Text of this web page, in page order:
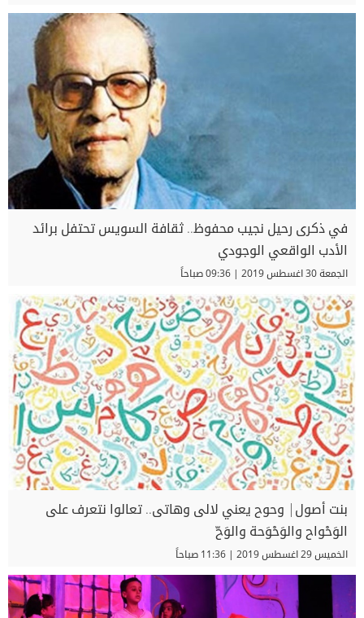
في ذكرى رحيل نجيب محفوظ.. ثقافة السويس تحتفل برائد
الأدب الواقعي الوجودي
الجمعة 30 اغسطس 2019 | 09:36 صباحاً
بنت أصول| وحوح يعني لالى وهاتى.. تعالوا نتعرف على
الوَحْواح والوَحْوَحة والوَحّ
الخميس 29 اغسطس 2019 | 11:36 صباحاً